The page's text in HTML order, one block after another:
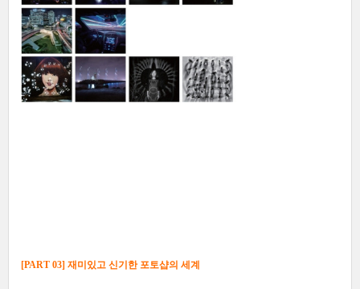
[PART 03] 재미있고 신기한 포토샵의 세계